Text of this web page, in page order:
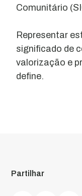
Comunitário
Representar
significado de
valorização e
define.
Partilhar